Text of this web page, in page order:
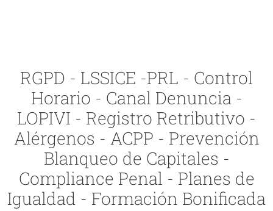
RGPD - LSSICE -PRL - Control
Horario - Canal Denuncia -
LOPIVI - Registro Retributivo -
Alérgenos - ACPP - Prevención
Blanqueo de Capitales -
Compliance Penal - Planes de
Igualdad - Formación Bonificada